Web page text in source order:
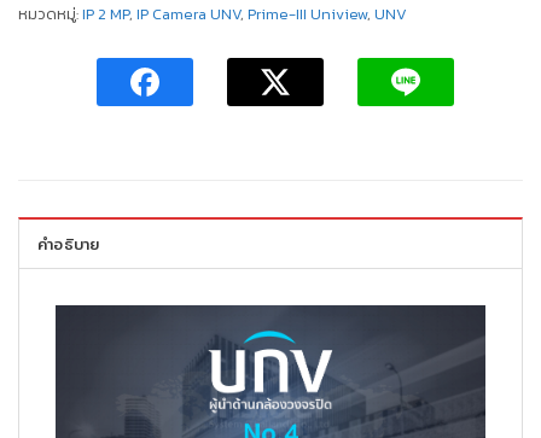
หมวดหมู่:IP 2 MP, IP Camera UNV, Prime-III Uniview, UNV
คำอธิบาย